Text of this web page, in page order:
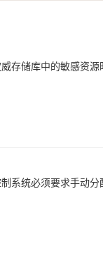
存储库中的敏感资
系统必须要求手动